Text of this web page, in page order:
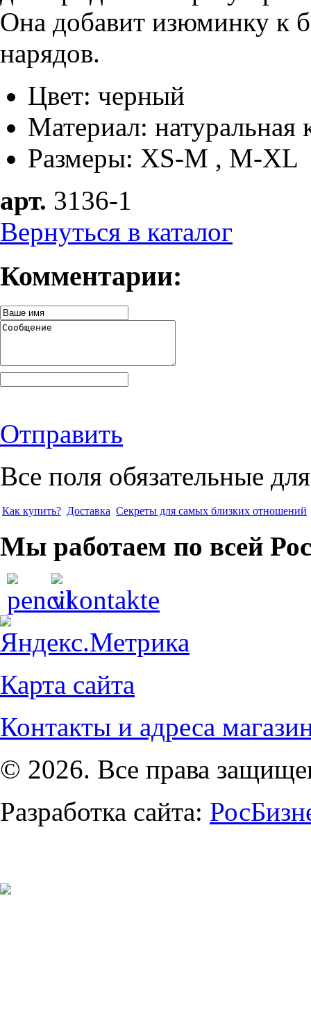
Она добавит изюминку к
нарядов.
Цвет: черный
Материал: натуральная
Размеры: XS-M , M-XL
арт. 3136-1
Вернуться в каталог
Комментарии:
Отправить
Все поля обязательные
Как купить? Доставка Секреты для самых близких отношений
Мы работаем по всей
Карта сайта
Контакты и адреса
© 2026. Все права
Разработка сайта: